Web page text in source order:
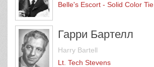
Belle's Escort - Solid Color Tie
Гарри Бартелл
Harry Bartell
Lt. Tech Stevens